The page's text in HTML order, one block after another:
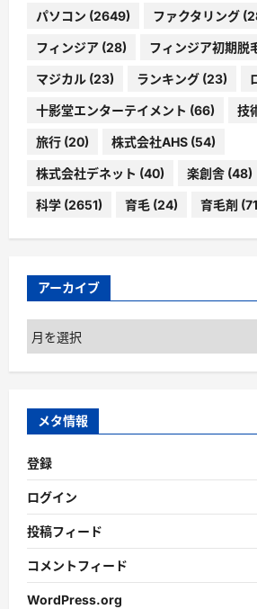
パソコン (2649) ファクタリング
フィンジア (28) フィンジア初期脱
マジカル (23) ランキング (23)
十影堂エンターテイメント (66) 技
旅行 (20) 株式会社AHS (54)
株式会社デネット (40) 楽創舎 (48)
科学 (2651) 育毛 (24) 育毛剤
アーカイブ
ア
ー
カ
ブ
メタ情報
登録
ログイン
投稿フィード
コメントフィード
WordPress.org